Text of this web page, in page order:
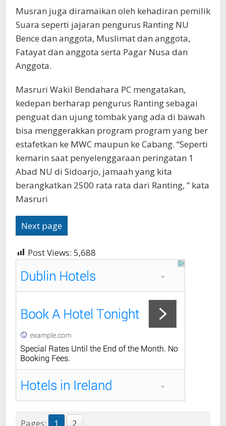
Musran juga diramaikan oleh kehadiran pemilik
Suara seperti jajaran pengurus Ranting NU
Bence dan anggota, Muslimat dan anggota,
Fatayat dan anggota serta Pagar Nusa dan
Anggota.
Masruri Wakil Bendahara PC mengatakan,
kedepan berharap pengurus Ranting sebagai
penguat dan ujung tombak yang ada di bawah
bisa menggerakkan program program yang ber
estafetkan ke MWC maupun ke Cabang. “Seperti
kemarin saat penyelenggaraan peringatan 1
Abad NU di Sidoarjo, jamaah yang kita
berangkatkan 2500 rata rata dari Ranting, ” kata
Masruri
Next page
Post Views: 5,688
Pages: 1 2